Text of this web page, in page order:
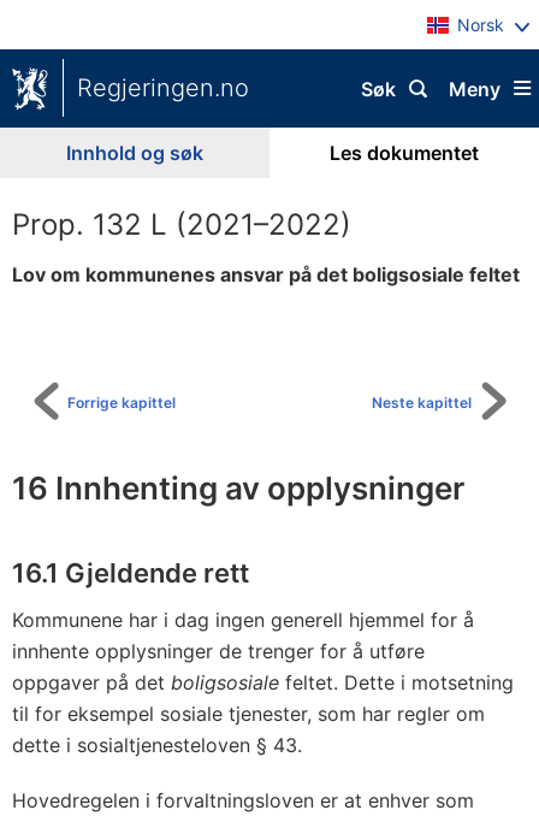
Norsk
Regjeringen.no Meny
Søk
Innhold og søk Les dokumentet
Prop. 132 L (2021–2022)
Lov om kommunenes ansvar på det boligsosiale feltet
Neste kapittel
Forrige kapittel
16 Innhenting av opplysninger
16.1 Gjeldende rett
Kommunene har i dag ingen generell hjemmel for å
innhente opplysninger de trenger for å utføre
oppgaver på det boligsosiale feltet. Dette i motsetning
til for eksempel sosiale tjenester, som har regler om
dette i sosialtjenesteloven § 43.
Hovedregelen i forvaltningsloven er at enhver som